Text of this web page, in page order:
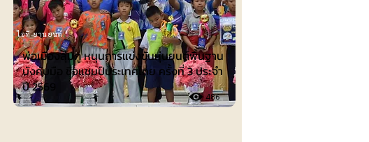
พ่อเมืองลุ่มภู หนุนการแข่งขันหุ่นยนต์พื้นฐาน
บังคับมือ ชิงแชมป์ประเทศไทย ครั้งที่ 3 ประจำ
ปี 2569
486
ไอที-ยานยนต์